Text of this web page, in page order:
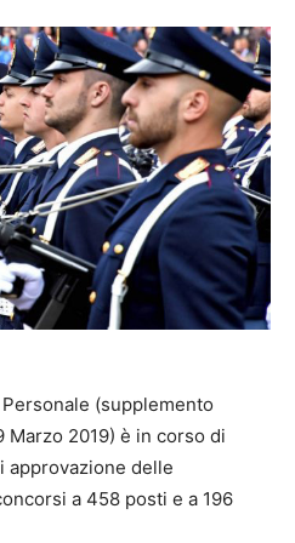
(supplemento
Marzo 2019) è in corso di
approvazione delle
a 458 posti e a 196